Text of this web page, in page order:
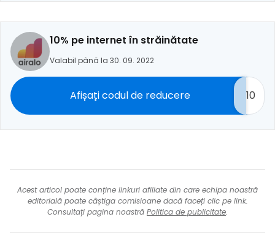
10% pe internet în străinătate
Valabil până la 30. 09. 2022
Afișați codul de reducere 10
Acest articol poate conține linkuri afiliate din care echipa noastră
editorială poate câștiga comisioane dacă faceți clic pe link.
Consultați pagina noastră Politica de publicitate.